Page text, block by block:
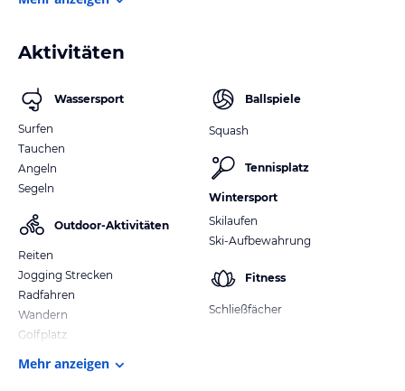
Aktivitäten
Wassersport
Surfen
Tauchen
Angeln
Segeln
Outdoor-Aktivitäten
Reiten
Jogging Strecken
Radfahren
Wandern
Golfplatz
Ballspiele
Squash
Tennisplatz
Wintersport
Skilaufen
Ski-Aufbewahrung
Fitness
Schließfächer
Mehr anzeigen